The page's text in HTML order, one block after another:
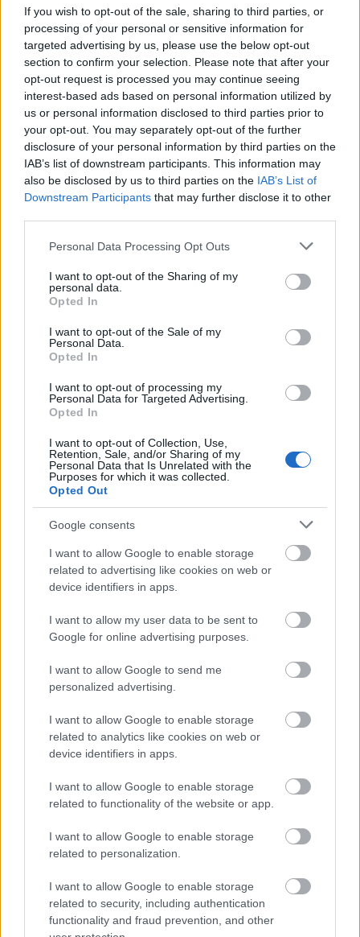
If you wish to opt-out of the sale, sharing to third parties, or
processing of your personal or sensitive information for
targeted advertising by us, please use the below opt-out
section to confirm your selection. Please note that after your
opt-out request is processed you may continue seeing
interest-based ads based on personal information utilized by
us or personal information disclosed to third parties prior to
your opt-out. You may separately opt-out of the further
disclosure of your personal information by third parties on the
IAB’s list of downstream participants. This information may
also be disclosed by us to third parties on the IAB’s List of
Downstream Participants that may further disclose it to other
Please note that this website/app uses one or more Google
not limited to your visit or usage behaviour. You may click to
grant or deny consent to Google and its third-party tags to
use your data for below specified purposes in below Google
consent section.
Personal Data Processing Opt Outs
I want to opt-out of the Sharing of my
personal data.
Opted In
I want to opt-out of the Sale of my
Personal Data.
Opted In
I want to opt-out of processing my
Personal Data for Targeted Advertising.
Opted In
I want to opt-out of Collection, Use,
Retention, Sale, and/or Sharing of my
Personal Data that Is Unrelated with the
Purposes for which it was collected.
Opted Out
Google consents
I want to allow Google to enable storage
related to advertising like cookies on web or
device identifiers in apps.
I want to allow my user data to be sent to
Google for online advertising purposes.
I want to allow Google to send me
personalized advertising.
I want to allow Google to enable storage
related to analytics like cookies on web or
device identifiers in apps.
I want to allow Google to enable storage
related to functionality of the website or app.
I want to allow Google to enable storage
related to personalization.
I want to allow Google to enable storage
related to security, including authentication
functionality and fraud prevention, and other
είπε ο κ. Καραθανασόπουλος, «για ένα νομοσχέδιο
που πραγματικά αποτελεί αιτία πολέμου γιατί
δημιουργεί τις συνθήκες κλιμάκωσης της επίθεσης
απέναντι στην εργατική τάξη και της μετατροπής
της οικονομίας σε οικονομία πολέμου». Είναι ένα
νομοσχέδιο, τόνισε ο βουλευτής του ΚΚΕ
εργασιακής σκλαβιάς , ένταση της εκμετάλλευσης
και παράγοντας περαιτέρω επιδείνωσης της
εργατικής τάξης αλλά και της ίδιας της ζωής της».
τίτλο του σχεδίου νόμου περί «Δίκαιης εργασίας
για όλους» είπε ότι αυτό είναι «αίσχος και
πρόκληση ταυτόχρονα» και κατέληξε πως «η
απαίτηση της εργατικής τάξης που εμείς σήμερα
γιατί να ξέρετε ότι θα το καταδικάσει η ίδια
εργατική τάξη στην ζωή».
Η ειδική αγορήτρια της Νέας Αριστεράς Θεανώ
Φωτίου, συντάχθηκε με την απόσυρση του
νομοσχεδίου ζητώντας από την υπουργό Εργασίας
και Απασχόλησης να
για
τους οποίους εμμένει και δεν το αποσύρει η
κυβέρνηση.
συζήτηση επί της Αρχήςτου νομοσχεδίου
συνεχίζεται με μια πρώτη εισαγωγική τοποθέτηση
της υπουργού Εργασίας και Απασχόλησης Ν.
Κεραμέως και τις τοποθετήσεις των εισηγητών και
ειδικών αγορητών.
ΑΣΕΠ: Πιστοποίηση Αγγλικών σε
μόνο 2 ημέρες στα χέρια σας
ΑΣΕΠ: Εξ αποστάσεως η πιο Εύκολη